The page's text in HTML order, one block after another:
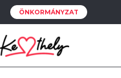
ÖNKORMÁNYZAT